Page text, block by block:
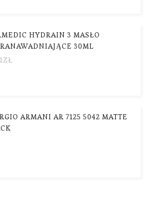
HYDRAIN 3 MASŁO
30ML
ZŁ
ARMANI AR 7125 5042 MATTE